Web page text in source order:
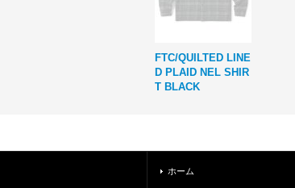
FTC/QUILTED LINE
D PLAID NEL SHIR
T BLACK
ホーム